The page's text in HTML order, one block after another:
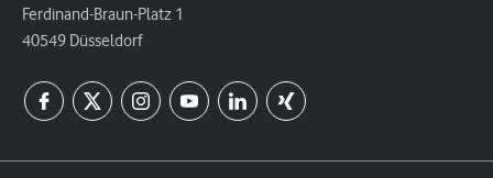
Ferdinand-Braun-Platz 1
40549 Düsseldorf